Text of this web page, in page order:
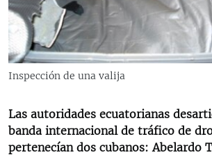
RADIO MARTÍ
ESPECIALES
ESPECIALES
SER VIEJO EN CUBA
KENTU-CUBANO
MULTIMEDIA
SÍGUENOS
Inspección de una valija
Las autoridades ecuatorianas
banda internacional de tráfico de
pertenecían dos cubanos: Abelardo